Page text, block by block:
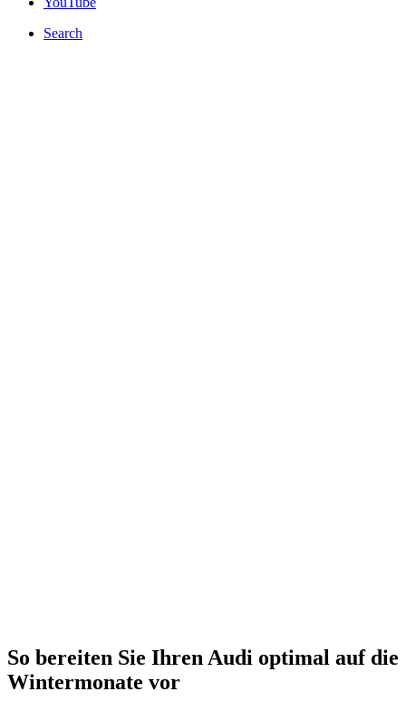
Search
So bereiten Sie Ihren Audi optimal auf die
Wintermonate vor